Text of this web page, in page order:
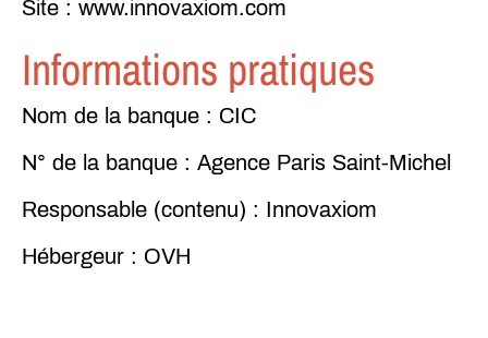
Site : www.innovaxiom.com
Informations pratiques
Nom de la banque : CIC
N° de la banque : Agence Paris Saint-Michel
Responsable (contenu) : Innovaxiom
Hébergeur : OVH